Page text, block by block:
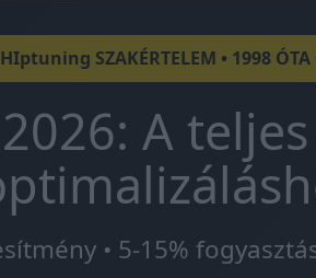
SZAKÉRTELEM • 1998 ÓTA
A
• 5-15%